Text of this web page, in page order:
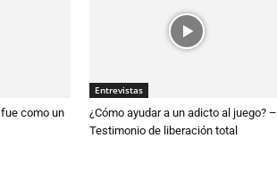
como un
Entrevistas
¿Cómo ayudar a un adicto al juego? –
Testimonio de liberación total